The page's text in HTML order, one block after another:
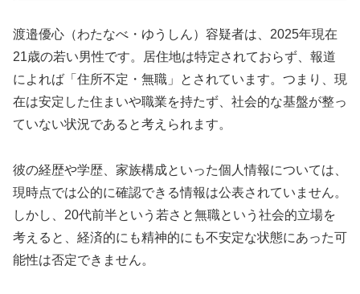
渡邉優心（わたなべ・ゆうしん）容疑者は、2025年現在
21歳の若い男性です。居住地は特定されておらず、報道
によれば「住所不定・無職」とされています。つまり、現
在は安定した住まいや職業を持たず、社会的な基盤が整っ
ていない状況であると考えられます。
彼の経歴や学歴、家族構成といった個人情報については、
現時点では公的に確認できる情報は公表されていません。
しかし、20代前半という若さと無職という社会的立場を
考えると、経済的にも精神的にも不安定な状態にあった可
能性は否定できません。